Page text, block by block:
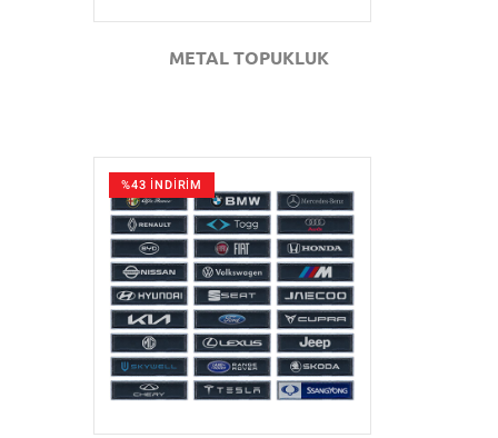
METAL TOPUKLUK
%43 İNDİRİM
GÖZAT